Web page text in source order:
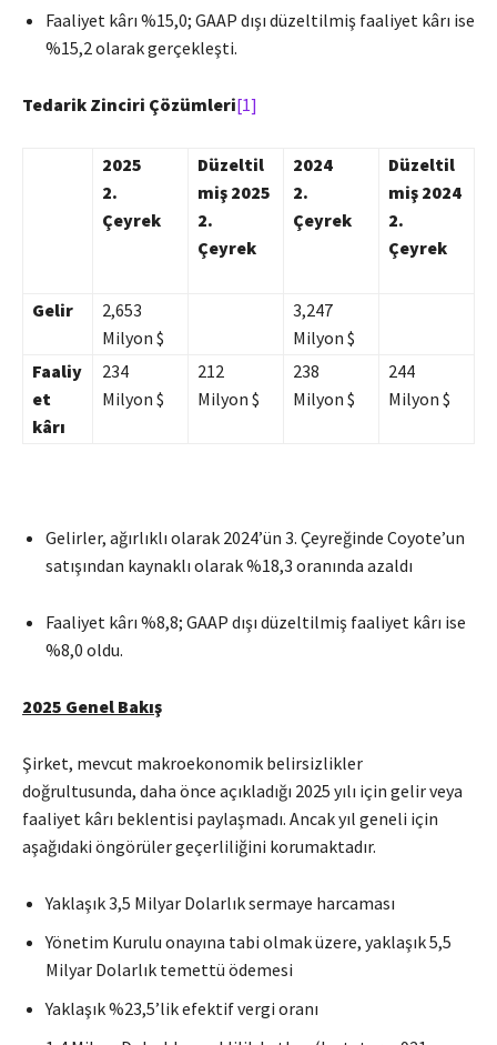
Faaliyet kârı %15,0; GAAP dışı düzeltilmiş faaliyet kârı ise
%15,2 olarak gerçekleşti.
Tedarik Zinciri Çözümleri[1]
2025
2.
Çeyrek
Düzeltil
miş 2025
2.
Çeyrek
2024
2.
Çeyrek
Düzeltil
miş 2024
2.
Çeyrek
Gelir
2,653
Milyon $
3,247
Milyon $
Faaliy
et
kârı
234
Milyon $
212
Milyon $
238
Milyon $
244
Milyon $
Gelirler, ağırlıklı olarak 2024’ün 3. Çeyreğinde Coyote’un
satışından kaynaklı olarak %18,3 oranında azaldı
Faaliyet kârı %8,8; GAAP dışı düzeltilmiş faaliyet kârı ise
%8,0 oldu.
2025 Genel Bakış
Şirket, mevcut makroekonomik belirsizlikler
doğrultusunda, daha önce açıkladığı 2025 yılı için gelir veya
faaliyet kârı beklentisi paylaşmadı. Ancak yıl geneli için
aşağıdaki öngörüler geçerliliğini korumaktadır.
Yaklaşık 3,5 Milyar Dolarlık sermaye harcaması
Yönetim Kurulu onayına tabi olmak üzere, yaklaşık 5,5
Milyar Dolarlık temettü ödemesi
Yaklaşık %23,5’lik efektif vergi oranı